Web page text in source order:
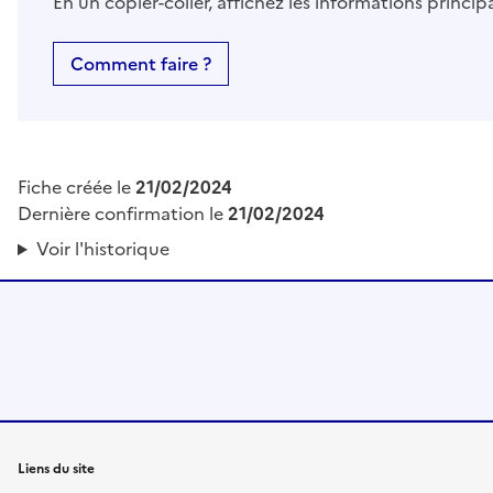
Comment faire ?
Fiche créée le21/02/2024
Dernière confirmation le21/02/2024
Voir l'historique
Liens du site